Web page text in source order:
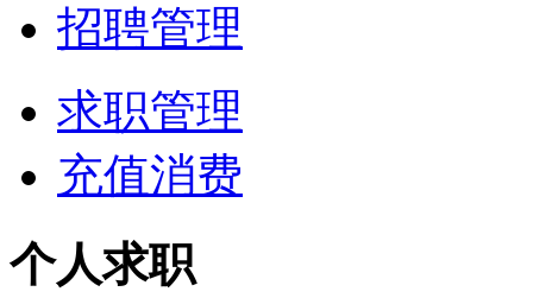
招聘管理
求职管理
充值消费
个人求职